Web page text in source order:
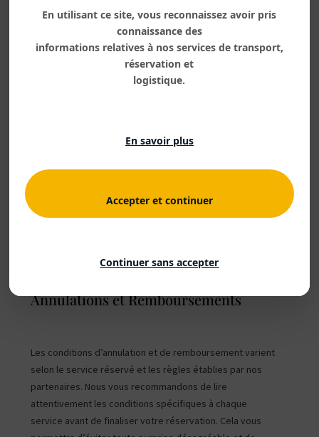
Consulter les tarifs
Nos prix sont conçus pour offrir une transparence totale
évoluer en fonction des fluctuations du marché et des
POLITIQUE D'ANNULATION
Annulations et Remboursements
Les conditions d’annulation et de remboursement varient
selon le service réservé et les règles établies par nos
partenaires. Nous vous recommandons de lire
attentivement les conditions spécifiques à chaque
service avant de finaliser votre réservation. Cela vous
En utilisant ce site, vous reconnaissez avoir pris
connaissance des
informations relatives à nos services de transport,
réservation et
logistique.
En savoir plus
Accepter et continuer
Continuer sans accepter